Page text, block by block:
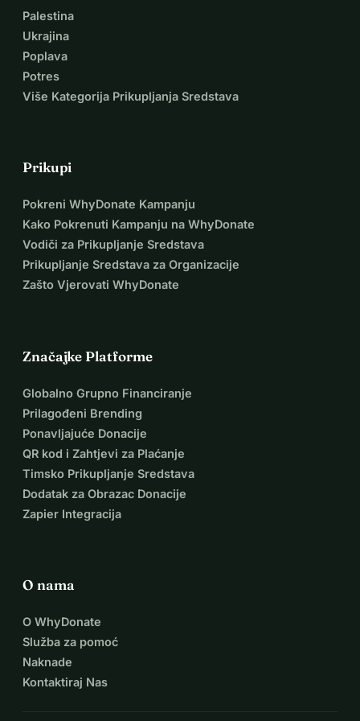
Palestina
Ukrajina
Poplava
Potres
Više Kategorija Prikupljanja Sredstava
Prikupi
Pokreni WhyDonate Kampanju
Kako Pokrenuti Kampanju na WhyDonate
Vodiči za Prikupljanje Sredstava
Prikupljanje Sredstava za Organizacije
Zašto Vjerovati WhyDonate
Značajke Platforme
Globalno Grupno Financiranje
Prilagođeni Brending
Ponavljajuće Donacije
QR kod i Zahtjevi za Plaćanje
Timsko Prikupljanje Sredstava
Dodatak za Obrazac Donacije
Zapier Integracija
O nama
O WhyDonate
Služba za pomoć
Naknade
Kontaktiraj Nas